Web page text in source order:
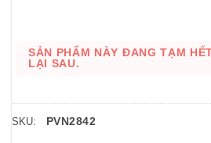
SẢN PHẨM NÀY ĐANG TẠM
LẠI SAU.
SKU: PVN2842